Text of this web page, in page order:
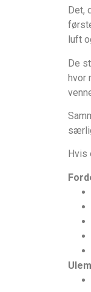
Det,
luft
De
hvor
Hvis